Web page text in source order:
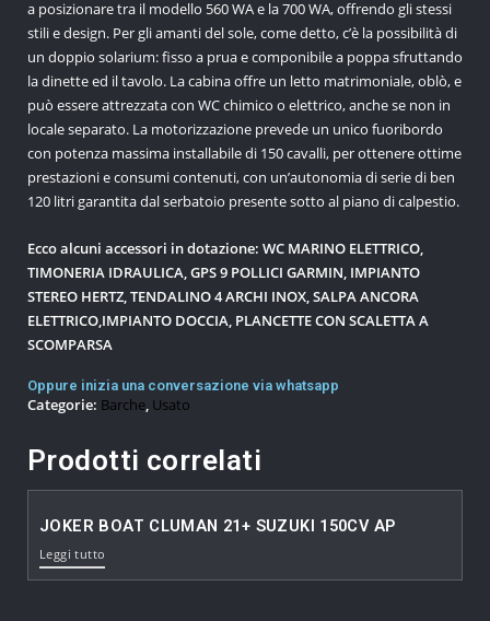
a posizionare tra il modello 560 WA e la 700 WA, offrendo gli stessi
stili e design. Per gli amanti del sole, come detto, c’è la possibilità di
un doppio solarium: fisso a prua e componibile a poppa sfruttando
la dinette ed il tavolo. La cabina offre un letto matrimoniale, oblò, e
può essere attrezzata con WC chimico o elettrico, anche se non in
locale separato. La motorizzazione prevede un unico fuoribordo
con potenza massima installabile di 150 cavalli, per ottenere ottime
prestazioni e consumi contenuti, con un’autonomia di serie di ben
120 litri garantita dal serbatoio presente sotto al piano di calpestio.
Ecco alcuni accessori in dotazione: WC MARINO ELETTRICO,
TIMONERIA IDRAULICA, GPS 9 POLLICI GARMIN, IMPIANTO
STEREO HERTZ, TENDALINO 4 ARCHI INOX, SALPA ANCORA
ELETTRICO,IMPIANTO DOCCIA, PLANCETTE CON SCALETTA A
SCOMPARSA
Oppure inizia una conversazione via whatsapp
Categorie: Barche, Usato
Prodotti correlati
JOKER BOAT CLUMAN 21+ SUZUKI 150CV AP
Leggi tutto